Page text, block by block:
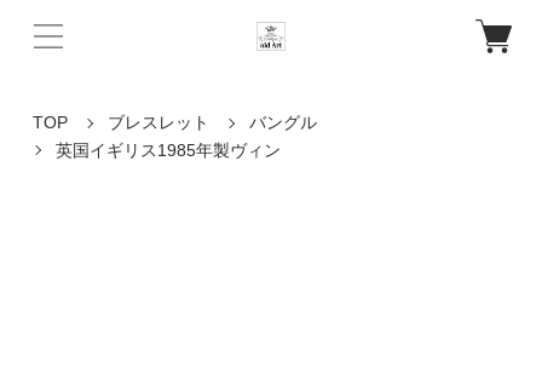
TOP ブレスレット
バングル
英国イギリス1985年製ヴィン